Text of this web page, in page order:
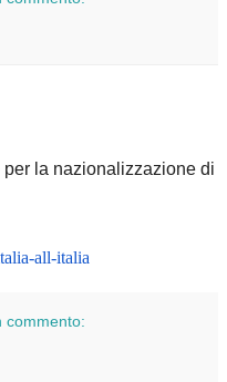
la nazionalizzazione di
all-italia
commento: